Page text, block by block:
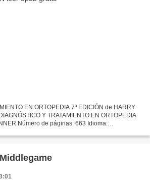
EN ORTOPEDIA 7ª EDICIÓN de HARRY
Y TRATAMIENTO EN ORTOPEDIA
Número de páginas: 663 Idioma: